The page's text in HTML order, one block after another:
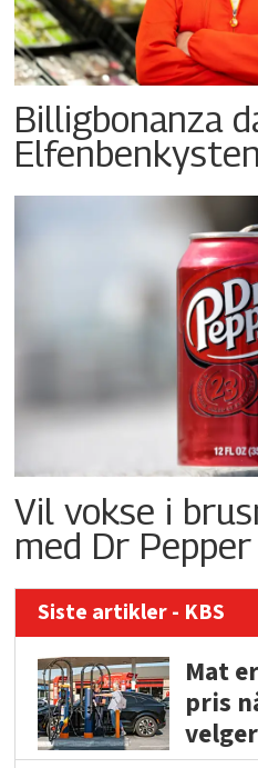
Billigbonanza
Elfenbenkysten
Vil vokse i
med Dr Pepper
Siste artikler - KBS
Mat
pris